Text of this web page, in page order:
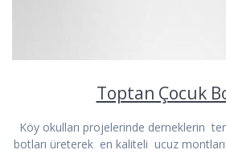
Toptan Çocuk
Köy okulları projelerinde derneklerin
botları üreterek en kaliteli ucuz